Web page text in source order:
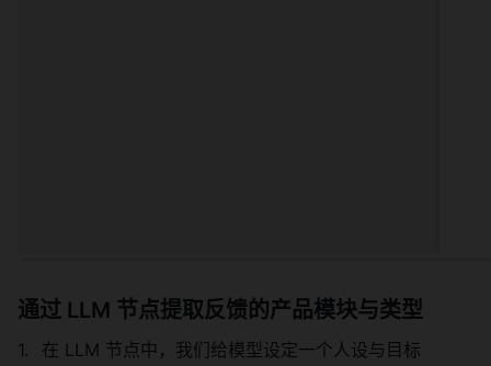
通过 LLM 节点提取反馈的产品模块与类型
在 LLM 节点中，我们给模型设定一个人设与目标